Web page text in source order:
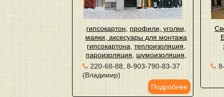
гипсокартон
профили, уголки,
маяки, аксесуары для монтажа
гипсокартона ,теплоизоляция
пароизоляция
шумоизоляция
220-68-88, 8-903-790-83-37
(Владимир)
Подробнее